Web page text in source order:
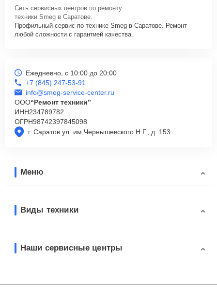
Сеть сервисных центров по ремонту
техники Smeg в Саратове.
Профильный сервис по технике Smeg в Саратове. Ремонт
любой сложности с гарантией качества.
г. Саратов ул. им Чернышевского Н.Г., д. 153
Ежедневно, с 10:00 до 20:00
+7 (845) 247-53-91
info@smeg-service-center.ru
ООО“Ремонт техники”
ИНН234789782
ОГРН98742397845098
Меню
Виды техники
Наши сервисные центры